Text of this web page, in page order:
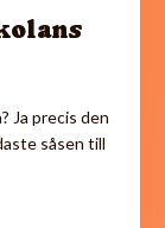
Ja precis den
såsen till